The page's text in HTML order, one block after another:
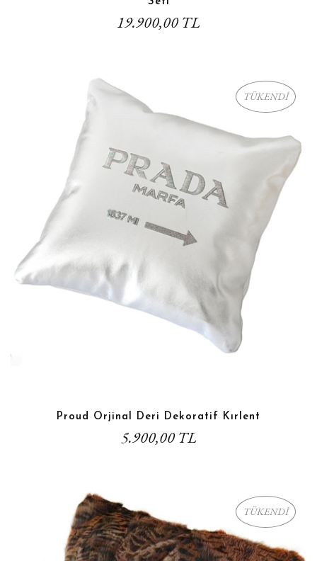
19.900,00 TL
TÜKENDİ
Proud Orjinal Deri Dekoratif Kırlent
5.900,00 TL
TÜKENDİ